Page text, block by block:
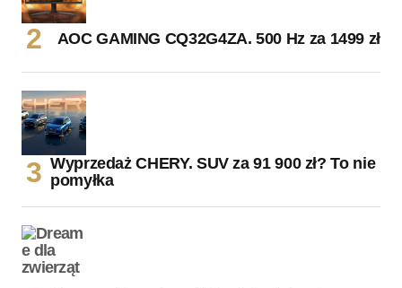
AOC GAMING CQ32G4ZA. 500 Hz za 1499 zł
Wyprzedaż CHERY. SUV za 91 900 zł? To nie
pomyłka